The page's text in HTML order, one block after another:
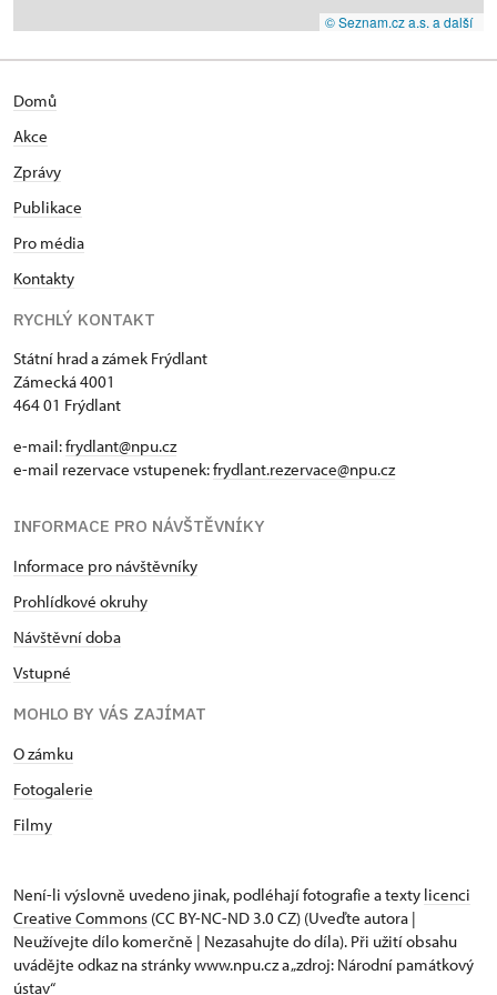
© Seznam.cz a.s. a další
Domů
Akce
Zprávy
Publikace
Pro média
Kontakty
RYCHLÝ KONTAKT
Státní hrad a zámek Frýdlant
Zámecká 4001
464 01 Frýdlant
e-mail:frydlant@npu.cz
e-mail rezervace vstupenek:frydlant.rezervace@npu.cz
INFORMACE PRO NÁVŠTĚVNÍKY
Informace pro návštěvníky
Prohlídkové okruhy
Návštěvní doba
Vstupné
MOHLO BY VÁS ZAJÍMAT
O zámku
Fotogalerie
Filmy
Není-li výslovně uvedeno jinak, podléhají fotografie a texty licenci
Creative Commons (CC BY-NC-ND 3.0 CZ) (Uveďte autora |
Neužívejte dílo komerčně | Nezasahujte do díla). Při užití obsahu
uvádějte odkaz na stránky www.npu.cz a „zdroj: Národní památkový
ústav“